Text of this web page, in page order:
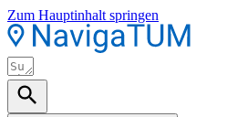
Zum Hauptinhalt springen